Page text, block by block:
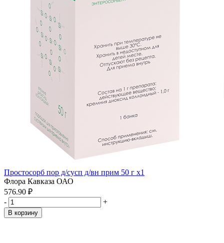
Простосорб пор д/сусп д/вн прим 50 г x1
Флора Кавказа ОАО
576.90 ₽
-
+
В корзину